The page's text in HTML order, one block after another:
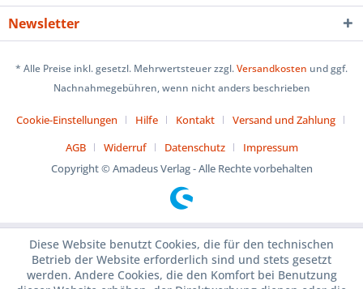
Newsletter
* Alle Preise inkl. gesetzl. Mehrwertsteuer zzgl.Versandkosten und ggf.
Nachnahmegebühren, wenn nicht anders beschrieben
Cookie-Einstellungen Hilfe Kontakt
Versand und Zahlung
AGB
Widerruf Datenschutz
Impressum
Copyright © Amadeus Verlag - Alle Rechte vorbehalten
Diese Website benutzt Cookies, die für den technischen
Betrieb der Website erforderlich sind und stets gesetzt
werden. Andere Cookies, die den Komfort bei Benutzung